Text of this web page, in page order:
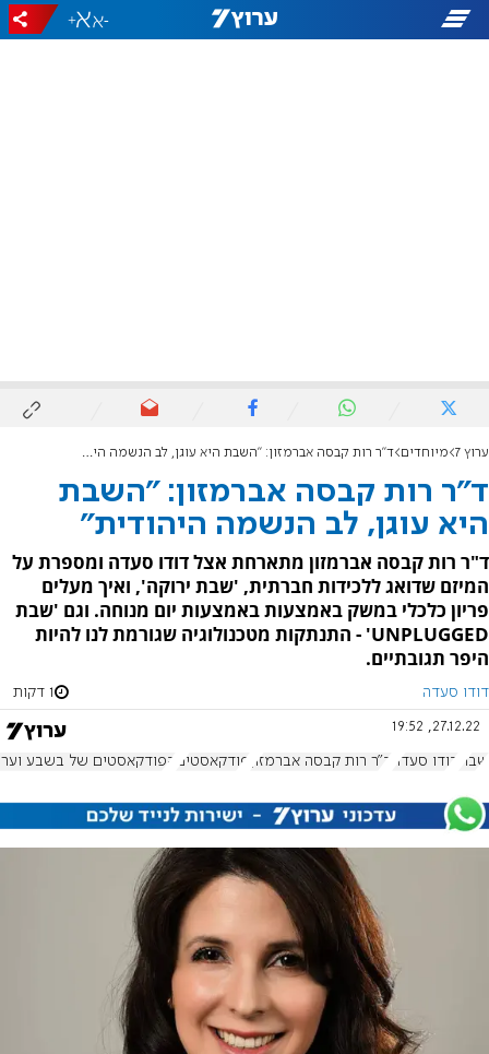
-
+
ערוץ 7 מיוחדים ד"ר רות קבסה אברמזון: "השבת היא עוגן, לב הנשמה היהודית"
ד"ר רות קבסה אברמזון: "השבת
היא עוגן, לב הנשמה היהודית"
ד"ר רות קבסה אברמזון מתארחת אצל דודו סעדה ומספרת על
המיזם שדואג ללכידות חברתית, 'שבת ירוקה', ואיך מעלים
פריון כלכלי במשק באמצעות באמצעות יום מנוחה. וגם 'שבת
UNPLUGGED' - התנתקות מטכנולוגיה שגורמת לנו להיות
היפר תגובתיים.
דודו סעדה 1 דקות
27.12.22, 19:52
שבת דודו סעדה ד"ר רות קבסה אברמזון פודקאסטים הפודקאסטים של בשבע